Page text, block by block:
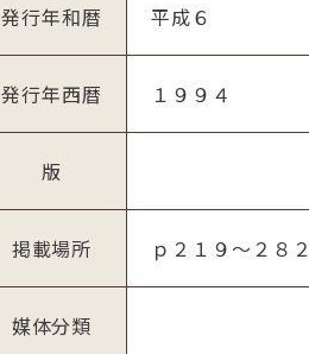
発行年和暦 平成６
発行年西暦 １９９４
版
掲載場所 ｐ２１９～２８２
媒体分類